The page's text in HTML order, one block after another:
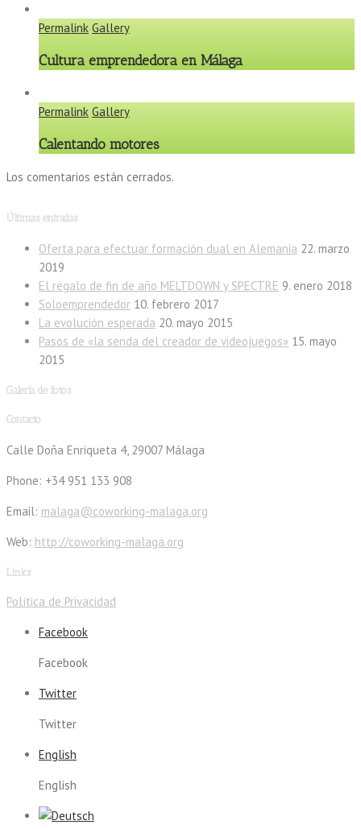
Permalink Gallery
Cultura emprendedora en Málaga
Permalink Gallery
Calentando motores
Los comentarios están cerrados.
Últimas entradas
Oferta para efectuar formación dual en Alemania 22. marzo
2019
El regalo de fin de año MELTDOWN y SPECTRE 9. enero 2018
Soloemprendedor 10. febrero 2017
La evolución esperada 20. mayo 2015
Pasos de «la senda del creador de videojuegos» 15. mayo
2015
Galería de fotos
Contacto
Calle Doña Enriqueta 4, 29007 Málaga
Phone: +34 951 133 908
Email: malaga@coworking-malaga.org
Web: http://coworking-malaga.org
Links
Política de Privacidad
Facebook
Facebook
Twitter
Twitter
English
English